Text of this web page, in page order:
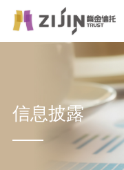
信息披露